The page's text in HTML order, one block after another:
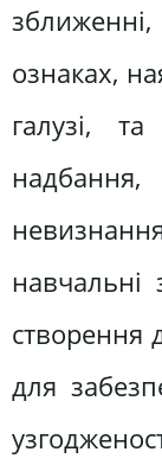
ознаках,
галузі,
навчальні
створення
для